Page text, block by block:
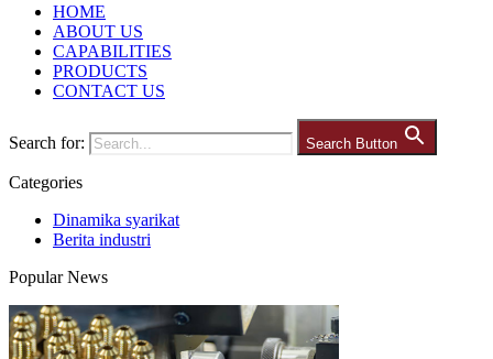
HOME
ABOUT US
CAPABILITIES
PRODUCTS
CONTACT US
Search for: Search Button
Categories
Dinamika syarikat
Berita industri
Popular News